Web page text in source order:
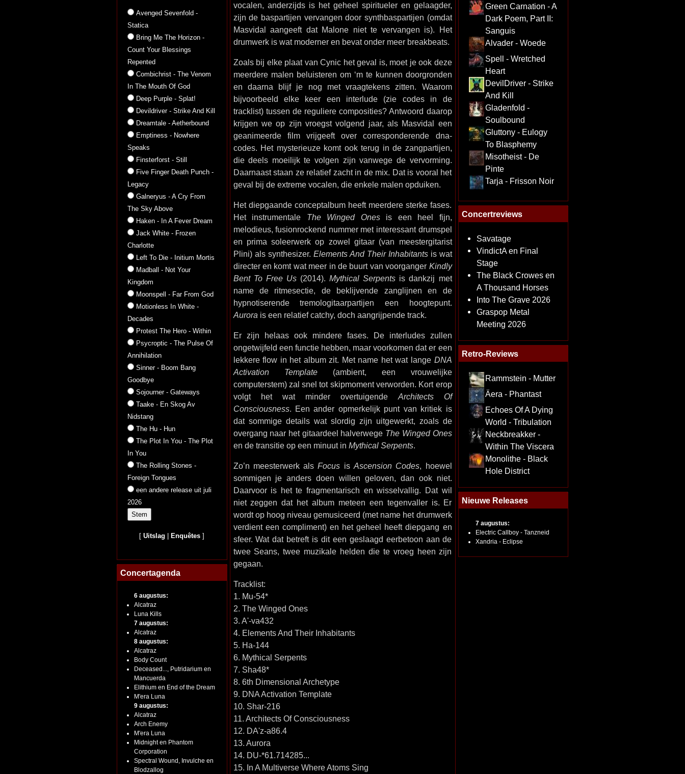
Avenged Sevenfold -
Statica
Bring Me The Horizon -
Count Your Blessings
Repented
Combichrist - The Venom
In The Mouth Of God
Deep Purple - Splat!
Devildriver - Strike And Kill
Dreamtale - Aetherbound
Emptiness - Nowhere
Speaks
Finsterforst - Still
Five Finger Death Punch -
Legacy
Galneryus - A Cry From
The Sky Above
Haken - In A Fever Dream
Jack White - Frozen
Charlotte
Left To Die - Initium Mortis
Madball - Not Your
Kingdom
Moonspell - Far From God
Motionless In White -
Decades
Protest The Hero - Within
Psycroptic - The Pulse Of
Annihilation
Sinner - Boom Bang
Goodbye
Sojourner - Gateways
Taake - En Skog Av
Nidstang
The Hu - Hun
The Plot In You - The Plot
In You
The Rolling Stones -
Foreign Tongues
een andere release uit juli
2026
[Uitslag Enquêtes ]
Concertagenda
6 augustus:
Alcatraz
Luna Kills
7 augustus:
Alcatraz
8 augustus:
Alcatraz
Body Count
Deceased..., Putridarium en
Mancuerda
Elithium en End of the Dream
M'era Luna
9 augustus:
Alcatraz
Arch Enemy
M'era Luna
Midnight en Phantom
Corporation
Spectral Wound, Invulche en
Blodzallog
vocalen, anderzijds is het geheel spiritueler en gelaagder,
zijn de baspartijen vervangen door synthbaspartijen (omdat
Masvidal aangeeft dat Malone niet te vervangen is). Het
drumwerk is wat moderner en bevat onder meer breakbeats.
Zoals bij elke plaat van Cynic het geval is, moet je ook deze
meerdere malen beluisteren om ‘m te kunnen doorgronden
en daarna blijf je nog met vraagtekens zitten. Waarom
bijvoorbeeld elke keer een interlude (zie codes in de
tracklist) tussen de reguliere composities? Antwoord daarop
krijgen we op zijn vroegst volgend jaar, als Masvidal een
geanimeerde film vrijgeeft over corresponderende dna-
codes. Het mysterieuze komt ook terug in de zangpartijen,
die deels moeilijk te volgen zijn vanwege de vervorming.
Daarnaast staan ze relatief zacht in de mix. Dat is vooral het
geval bij de extreme vocalen, die enkele malen opduiken.
Het diepgaande conceptalbum heeft meerdere sterke fases.
Het instrumentale The Winged Onesis een heel fijn,
melodieus, fusionrockend nummer met interessant drumspel
en prima soleerwerk op zowel gitaar (van meestergitarist
Plini) als synthesizer. Elements And Their Inhabitantsis wat
directer en komt wat meer in de buurt van voorganger Kindly
Bent To Free Us(2014).Mythical Serpents is dankzij met
name de ritmesectie, de beklijvende zanglijnen en de
hypnotiserende tremologitaarpartijen een hoogtepunt.
Aurora is een relatief catchy, doch aangrijpende track.
Er zijn helaas ook mindere fases. De interludes zullen
ongetwijfeld een functie hebben, maar voorkomen dat er een
lekkere flow in het album zit. Met name het wat lange DNA
Activation Template(ambient, een vrouwelijke
computerstem) zal snel tot skipmoment verworden. Kort erop
volgt het wat minder overtuigende Architects Of
Consciousness. Een ander opmerkelijk punt van kritiek is
dat sommige details wat slordig zijn uitgewerkt, zoals de
overgang naar het gitaardeel halverwege The Winged Ones
en de transitie op een minuut in Mythical Serpents.
Zo’n meesterwerk alsFocus is Ascension Codes, hoewel
sommigen je anders doen willen geloven, dan ook niet.
Daarvoor is het te fragmentarisch en wisselvallig. Dat wil
niet zeggen dat het album meteen een tegenvaller is. Er
wordt op hoog niveau gemusiceerd (met name het drumwerk
verdient een compliment) en het geheel heeft diepgang en
sfeer. Wat dat betreft is dit een geslaagd eerbetoon aan de
twee Seans, twee muzikale helden die te vroeg heen zijn
gegaan.
Tracklist:
1. Mu-54*
2. The Winged Ones
3. A'-va432
4. Elements And Their Inhabitants
5. Ha-144
6. Mythical Serpents
7. Sha48*
8. 6th Dimensional Archetype
9. DNA Activation Template
10. Shar-216
11. Architects Of Consciousness
12. DA'z-a86.4
13. Aurora
14. DU-*61.714285...
15. In A Multiverse Where Atoms Sing
Green Carnation - A
Dark Poem, Part II:
Sanguis
Alvader - Woede
Spell - Wretched
Heart
DevilDriver - Strike
And Kill
Gladenfold -
Soulbound
Gluttony - Eulogy
To Blasphemy
Misotheist - De
Pinte
Tarja - Frisson Noir
Concertreviews
Savatage
VindictA en Final
Stage
The Black Crowes en
A Thousand Horses
Into The Grave 2026
Graspop Metal
Meeting 2026
Retro-Reviews
Rammstein - Mutter
Äera - Phantast
Echoes Of A Dying
World - Tribulation
Neckbreakker -
Within The Viscera
Monolithe - Black
Hole District
Nieuwe Releases
7 augustus:
Electric Callboy - Tanzneid
Xandria - Eclipse